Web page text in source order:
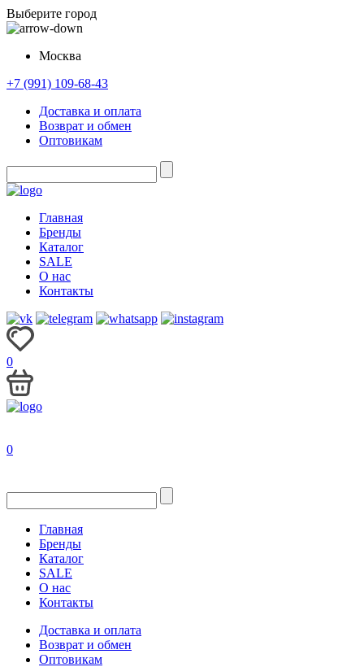
Выберите город
Москва
+7 (991) 109-68-43
Доставка и оплата
Возврат и обмен
Оптовикам
Главная
Бренды
Каталог
SALE
О нас
Контакты
0
0
Главная
Бренды
Каталог
SALE
О нас
Контакты
Доставка и оплата
Возврат и обмен
Оптовикам